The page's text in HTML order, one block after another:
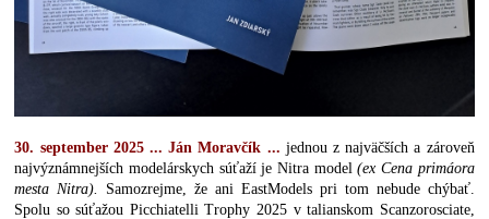
30. september 2025 ... Ján Moravčík ... jednou z najväčších a zároveň
najvýznámnejších modelárskych súťaží je Nitra model(ex Cena primáora
mesta Nitra).
Samozrejme, že ani EastModels pri tom nebude chýbať.
Spolu so súťažou Picchiatelli Trophy 2025 v talianskom Scanzorosciate,